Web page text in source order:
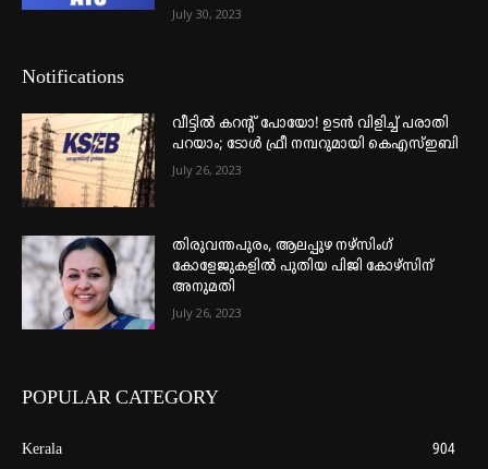
July 30, 2023
Notifications
വീട്ടില്‍ കറന്റ് പോയോ! ഉടന്‍ വിളിച്ച് പരാതി
പറയാം; ടോള്‍ ഫ്രീ നമ്പറുമായി കെഎസ്ഇബി
July 26, 2023
തിരുവന്തപുരം, ആലപ്പുഴ നഴ്‌സിംഗ്
കോളേജുകളില്‍ പുതിയ പിജി കോഴ്‌സിന്
അനുമതി
July 26, 2023
POPULAR CATEGORY
Kerala 904